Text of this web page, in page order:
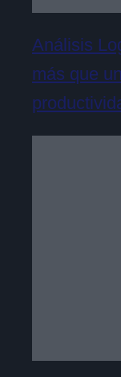
Análisis
más que